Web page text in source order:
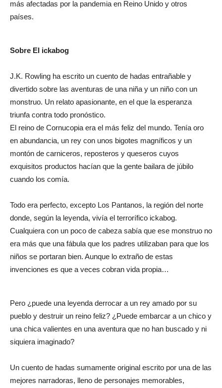
más afectadas por la pandemia en Reino Unido y otros
países.
Sobre El ickabog
J.K. Rowling ha escrito un cuento de hadas entrañable y
divertido sobre las aventuras de una niña y un niño con un
monstruo. Un relato apasionante, en el que la esperanza
triunfa contra todo pronóstico.
El reino de Cornucopia era el más feliz del mundo. Tenía oro
en abundancia, un rey con unos bigotes magníficos y un
montón de carniceros, reposteros y queseros cuyos
exquisitos productos hacían que la gente bailara de júbilo
cuando los comía.
Todo era perfecto, excepto Los Pantanos, la región del norte
donde, según la leyenda, vivía el terrorífico ickabog.
Cualquiera con un poco de cabeza sabía que ese monstruo no
era más que una fábula que los padres utilizaban para que los
niños se portaran bien. Aunque lo extraño de estas
invenciones es que a veces cobran vida propia…
Pero ¿puede una leyenda derrocar a un rey amado por su
pueblo y destruir un reino feliz? ¿Puede embarcar a un chico y
una chica valientes en una aventura que no han buscado y ni
siquiera imaginado?
Un cuento de hadas sumamente original escrito por una de las
mejores narradoras, lleno de personajes memorables,